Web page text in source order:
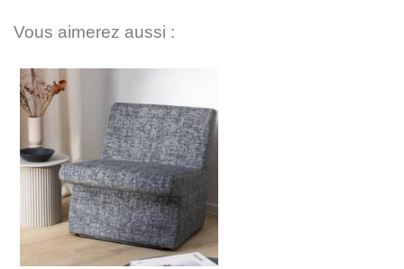
Vous aimerez aussi :